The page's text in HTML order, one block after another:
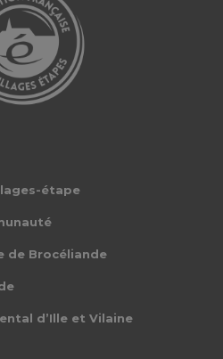
étape
de Brocéliande
d’Ille et Vilaine